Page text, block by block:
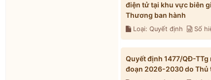
điện tử tại khu vực biên
Thương ban hành
Loại: Quyết định Số
Quyết định 1477/QĐ-TTg
đoạn 2026-2030 do Thủ